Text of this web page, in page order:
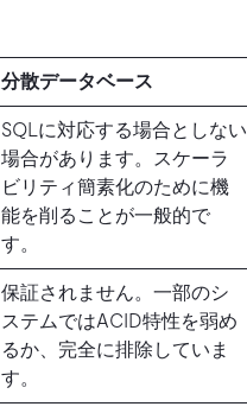
分散データベース
SQLに対応する場合としない
場合があります。スケーラ
ビリティ簡素化のために機
能を削ることが一般的で
す。
保証されません。一部のシ
ステムではACID特性を弱め
るか、完全に排除していま
す。